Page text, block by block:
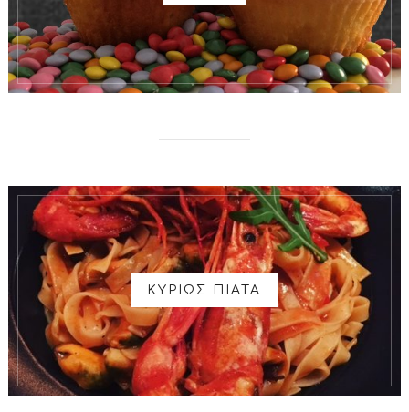
ΚΥΡΙΩΣ ΠΙΑΤΑ